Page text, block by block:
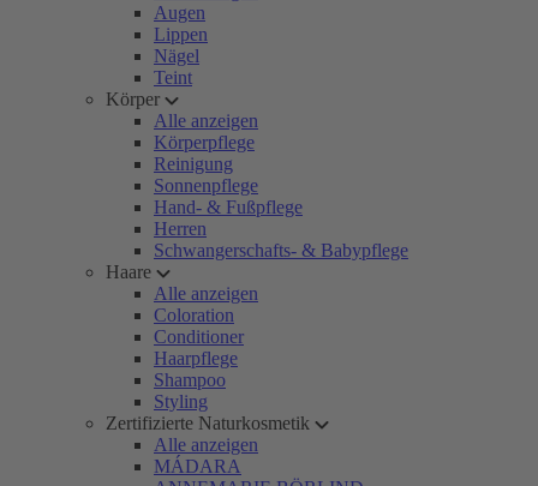
Augen
Lippen
Nägel
Teint
Körper
Alle anzeigen
Körperpflege
Reinigung
Sonnenpflege
Hand- & Fußpflege
Herren
Schwangerschafts- & Babypflege
Haare
Alle anzeigen
Coloration
Conditioner
Haarpflege
Shampoo
Styling
Zertifizierte Naturkosmetik
Alle anzeigen
MÁDARA